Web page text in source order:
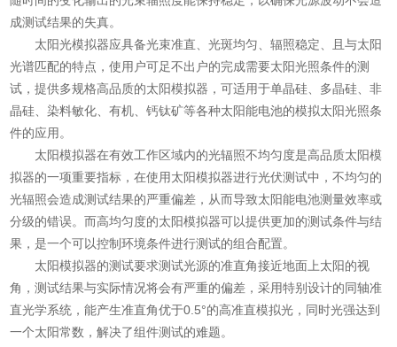
成测试结果的失真。
太阳光模拟器应具备光束准直、光斑均匀、辐照稳定、且与太阳
光谱匹配的特点，使用户可足不出户的完成需要太阳光照条件的测
试，提供多规格高品质的太阳模拟器，可适用于单晶硅、多晶硅、非
晶硅、染料敏化、有机、钙钛矿等各种太阳能电池的模拟太阳光照条
件的应用。
太阳模拟器在有效工作区域内的光辐照不均匀度是高品质太阳模
拟器的一项重要指标，在使用太阳模拟器进行光伏测试中，不均匀的
光辐照会造成测试结果的严重偏差，从而导致太阳能电池测量效率或
分级的错误。而高均匀度的太阳模拟器可以提供更加的测试条件与结
果，是一个可以控制环境条件进行测试的组合配置。
太阳模拟器的测试要求测试光源的准直角接近地面上太阳的视
角，测试结果与实际情况将会有严重的偏差，采用特别设计的同轴准
直光学系统，能产生准直角优于0.5°的高准直模拟光，同时光强达到
一个太阳常数，解决了组件测试的难题。